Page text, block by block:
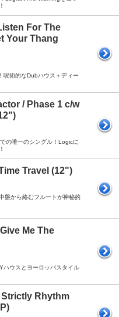
For The
Your Thang
呪術的なDubハウス＋ディー
/ Phase 1 c/w
の唯一のシングル！Logicに
Travel (12")
盤から絡むフルートが神秘的
Me The
ハウスとヨーロッパスタイル
Strictly Rhythm